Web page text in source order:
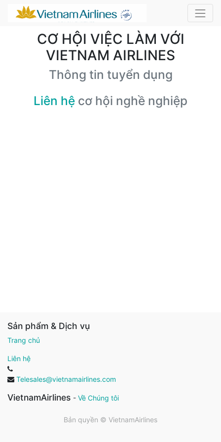
CƠ HỘI VIỆC LÀM VỚI
VIETNAM AIRLINES
Thông tin tuyển dụng
Liên hệ cơ hội nghề nghiệp
Sản phẩm & Dịch vụ
Trang chủ
Liên hệ
Telesales@vietnamairlines.com
VietnamAirlines - Về Chúng tôi
Bản quyền © VietnamAirlines